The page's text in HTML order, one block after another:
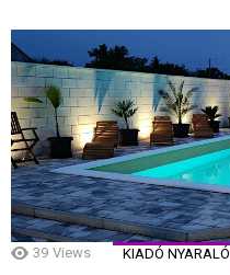
39 Views KIADÓ NYARALÓ